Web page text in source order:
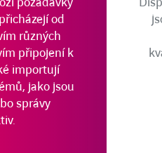
od
různých
připojení k
importují
jako jsou
správy